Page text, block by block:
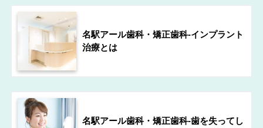
名駅アール歯科・矯正歯科-インプラント
治療とは
名駅アール歯科・矯正歯科-歯を失ってし